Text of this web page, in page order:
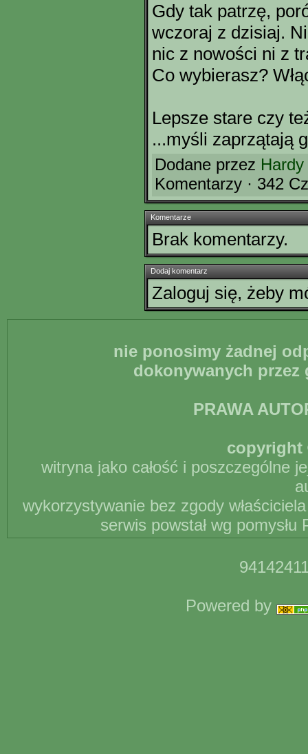
Gdy tak patrzę,
wczoraj z dzisiaj.
nic z nowości ni z
Co wybierasz?
Lepsze stare czy
...myśli zaprzątają
Dodane przez Hardy
Komentarzy · 342
Komentarze
Brak komentarzy.
Dodaj komentarz
Zaloguj się, żeby
nie ponosimy żadnej
dokonywanych
PRAWA
copyright
witryna jako całość i poszczególne
wykorzystywanie bez zgody
serwis powstał wg
Powered by